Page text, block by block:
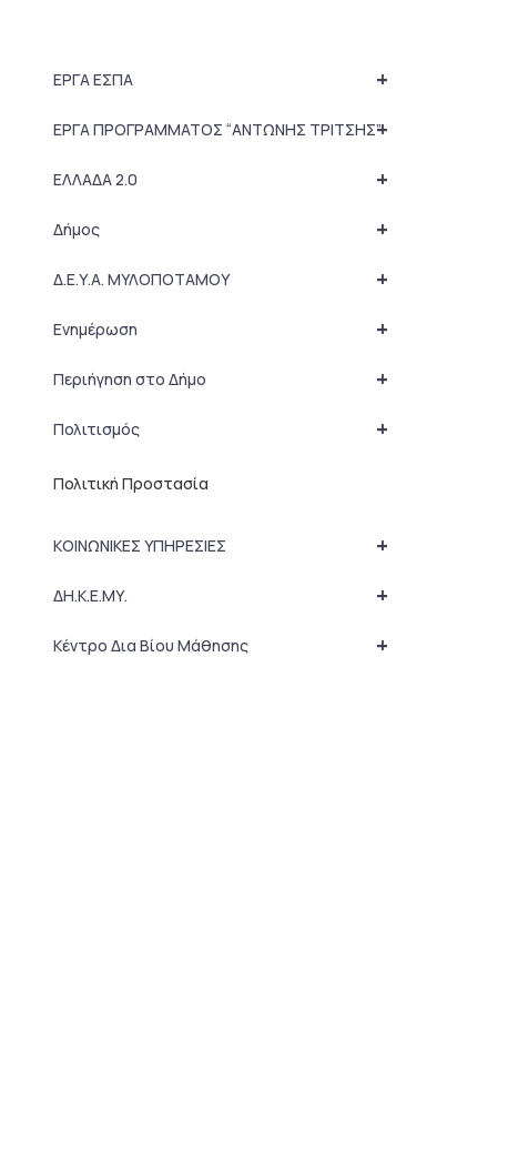
+
ΕΡΓΑ ΕΣΠΑ
+
ΕΡΓΑ ΠΡΟΓΡΑΜΜΑΤΟΣ “ΑΝΤΩΝΗΣ ΤΡΙΤΣΗΣ”
+
ΕΛΛΑΔΑ 2.0
+
Δήμος
+
Δ.Ε.Υ.Α. ΜΥΛΟΠΟΤΑΜΟΥ
+
Ενημέρωση
+
Περιήγηση στο Δήμο
+
Πολιτισμός
Πολιτική Προστασία
+
ΚΟΙΝΩΝΙΚΕΣ ΥΠΗΡΕΣΙΕΣ
+
ΔΗ.Κ.Ε.ΜΥ.
+
Κέντρο Δια Βίου Μάθησης